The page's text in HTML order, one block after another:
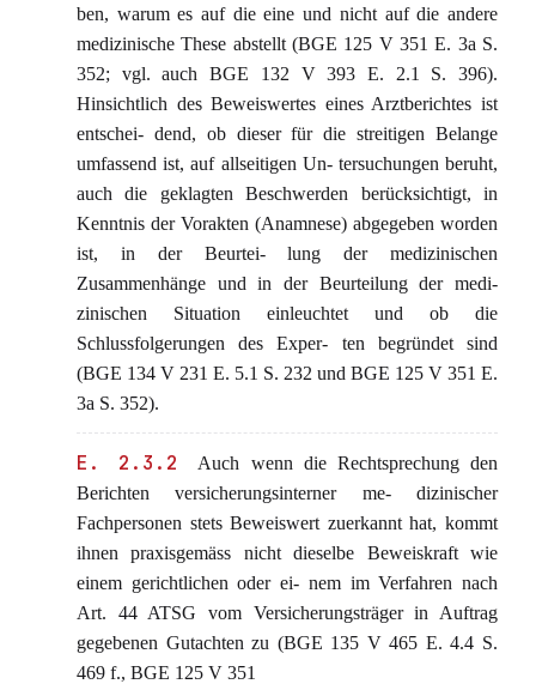
ben, warum es auf die eine und nicht auf die andere
medizinische These abstellt (BGE 125 V 351 E. 3a S.
352; vgl. auch BGE 132 V 393 E. 2.1 S. 396).
Hinsichtlich des Beweiswertes eines Arztberichtes ist
entschei- dend, ob dieser für die streitigen Belange
umfassend ist, auf allseitigen Un- tersuchungen beruht,
auch die geklagten Beschwerden berücksichtigt, in
Kenntnis der Vorakten (Anamnese) abgegeben worden
ist, in der Beurtei- lung der medizinischen
Zusammenhänge und in der Beurteilung der medi-
zinischen Situation einleuchtet und ob die
Schlussfolgerungen des Exper- ten begründet sind
(BGE 134 V 231 E. 5.1 S. 232 und BGE 125 V 351 E.
3a S. 352).
E. 2.3.2
Auch wenn die Rechtsprechung den
Berichten versicherungsinterner me- dizinischer
Fachpersonen stets Beweiswert zuerkannt hat, kommt
ihnen praxisgemäss nicht dieselbe Beweiskraft wie
einem gerichtlichen oder ei- nem im Verfahren nach
Art. 44 ATSG vom Versicherungsträger in Auftrag
gegebenen Gutachten zu (BGE 135 V 465 E. 4.4 S.
469 f., BGE 125 V 351